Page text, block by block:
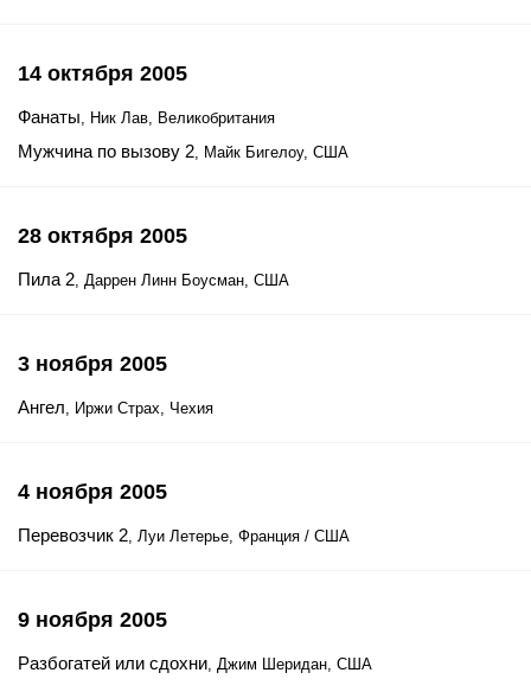
14 октября 2005
Фанаты, Ник Лав, Великобритания
Мужчина по вызову 2, Майк Бигелоу, США
28 октября 2005
Пила 2, Даррен Линн Боусман, США
3 ноября 2005
Ангел, Иржи Страх, Чехия
4 ноября 2005
Перевозчик 2, Луи Летерье, Франция / США
9 ноября 2005
Разбогатей или сдохни, Джим Шеридан, США